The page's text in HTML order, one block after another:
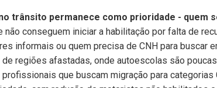
trânsito permanece como prioridade - quem
não conseguem iniciar a habilitação por falta de
informais ou quem precisa de CNH para buscar
de regiões afastadas, onde autoescolas são
que buscam migração para categorias